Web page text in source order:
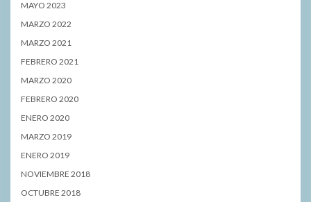
MAYO 2023
MARZO 2022
MARZO 2021
FEBRERO 2021
MARZO 2020
FEBRERO 2020
ENERO 2020
MARZO 2019
ENERO 2019
NOVIEMBRE 2018
OCTUBRE 2018